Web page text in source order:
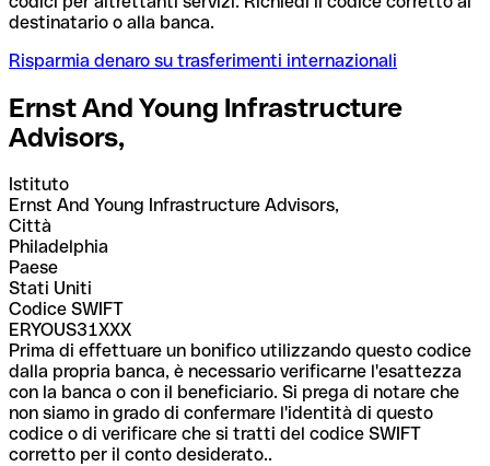
destinatario o alla banca.
Risparmia denaro su trasferimenti internazionali
Ernst And Young Infrastructure
Advisors,
Istituto
Ernst And Young Infrastructure Advisors,
Città
Philadelphia
Paese
Stati Uniti
Codice SWIFT
ERYOUS31XXX
Prima di effettuare un bonifico utilizzando questo codice
dalla propria banca, è necessario verificarne l'esattezza
con la banca o con il beneficiario. Si prega di notare che
non siamo in grado di confermare l'identità di questo
codice o di verificare che si tratti del codice SWIFT
corretto per il conto desiderato..